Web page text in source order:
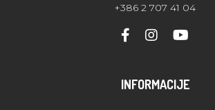
+386 2 707 41 04
INFORMACIJE